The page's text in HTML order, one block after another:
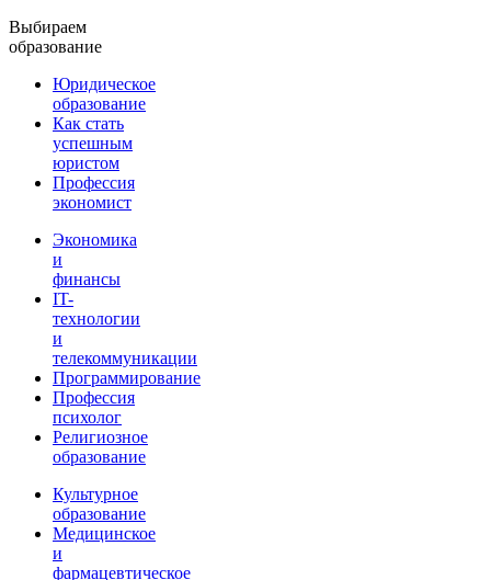
Выбираем
образование
Юридическое
образование
Как стать
успешным
юристом
Профессия
экономист
Экономика
и
финансы
IT-
технологии
и
телекоммуникации
Программирование
Профессия
психолог
Религиозное
образование
Культурное
образование
Медицинское
и
фармацевтическое